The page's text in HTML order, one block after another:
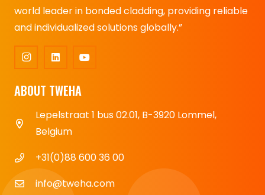
world leader in bonded cladding, providing reliable
and individualized solutions globally.”
ABOUT TWEHA
Lepelstraat 1 bus 02.01, B-3920 Lommel,
Belgium
+31(0)88 600 36 00
info@tweha.com